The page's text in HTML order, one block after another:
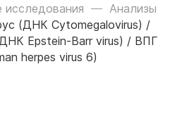
исследования
Анализы
(ДНК Cytomegalovirus) /
Epstein-Barr virus) / ВПГ
herpes virus 6)